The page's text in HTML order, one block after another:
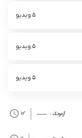
5 ویدیو
5 ویدیو
5 ویدیو
آزمونک : ’12